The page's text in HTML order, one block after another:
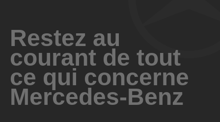
Restez au
courant de tout
ce qui concerne
Mercedes-Benz